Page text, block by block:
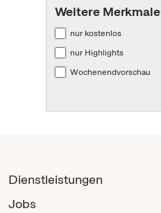
Weitere Merkmale
nur kostenlos
nur Highlights
Wochenendvorschau
Dienstleistungen
Jobs